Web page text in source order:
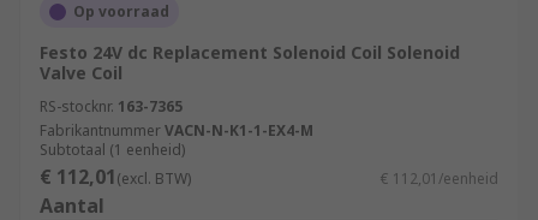
Op voorraad
Festo 24V dc Replacement Solenoid Coil Solenoid
Valve Coil
RS-stocknr. 163-7365
FabrikantnummerVACN-N-K1-1-EX4-M
Subtotaal (1 eenheid)
€ 112,01(excl. BTW) € 112,01/eenheid
Aantal